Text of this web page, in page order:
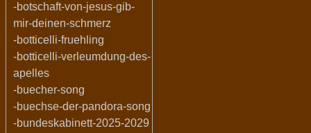
-botschaft-von-jesus-gib-
mir-deinen-schmerz
-botticelli-fruehling
-botticelli-verleumdung-des-
apelles
-buecher-song
-buechse-der-pandora-song
-bundeskabinett-2025-2029